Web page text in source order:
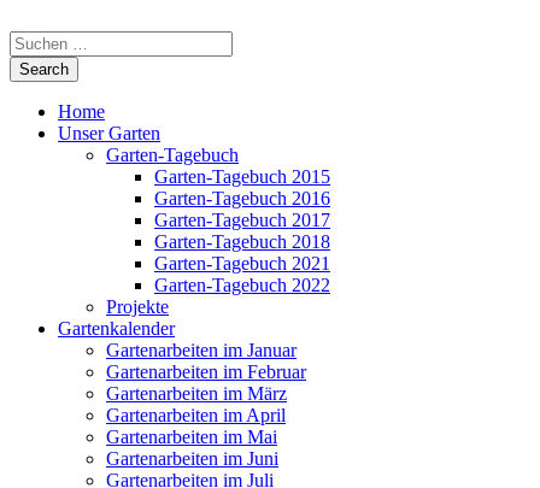
Home
Unser Garten
Garten-Tagebuch
Garten-Tagebuch 2015
Garten-Tagebuch 2016
Garten-Tagebuch 2017
Garten-Tagebuch 2018
Garten-Tagebuch 2021
Garten-Tagebuch 2022
Projekte
Gartenkalender
Gartenarbeiten im Januar
Gartenarbeiten im Februar
Gartenarbeiten im März
Gartenarbeiten im April
Gartenarbeiten im Mai
Gartenarbeiten im Juni
Gartenarbeiten im Juli